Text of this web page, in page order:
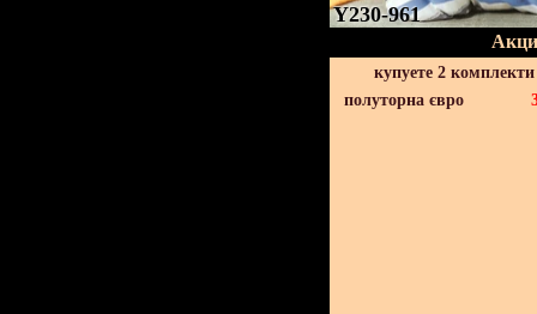
Y230-961
купуете 2
полуторна євро